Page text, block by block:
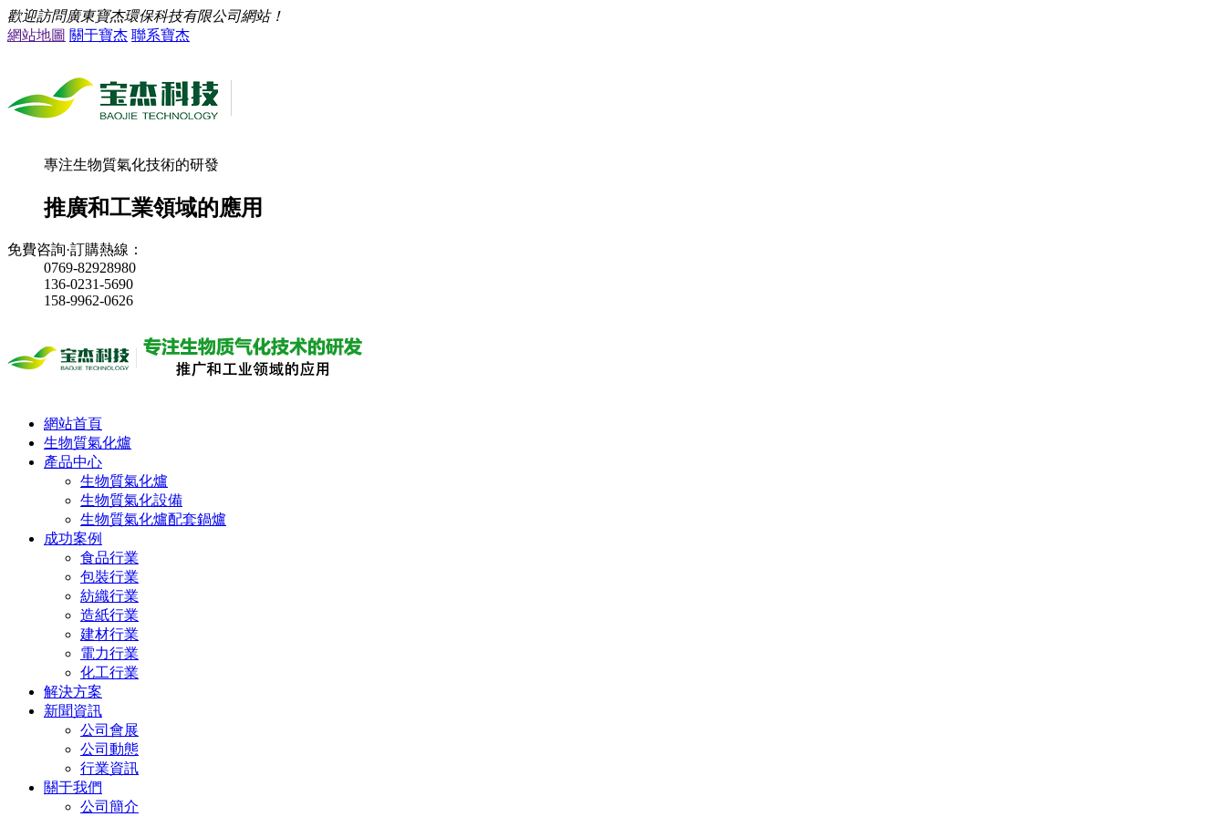
歡迎訪問廣東寶杰環保科技有限公司網站！
網站地圖 關于寶杰 聯系寶杰
專注生物質氣化技術的研發
推廣和工業領域的應用
免費咨詢·訂購熱線：
0769-82928980
136-0231-5690
158-9962-0626
網站首頁
生物質氣化爐
產品中心
生物質氣化爐
生物質氣化設備
生物質氣化爐配套鍋爐
成功案例
食品行業
包裝行業
紡織行業
造紙行業
建材行業
電力行業
化工行業
解決方案
新聞資訊
公司會展
公司動態
行業資訊
關于我們
公司簡介